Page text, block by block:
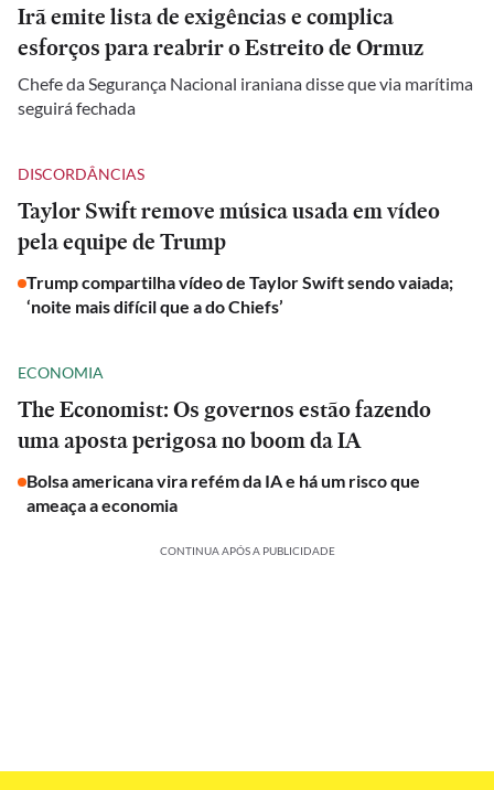
Irã emite lista de exigências e complica
esforços para reabrir o Estreito de Ormuz
Chefe da Segurança Nacional iraniana disse que via marítima
seguirá fechada
DISCORDÂNCIAS
Taylor Swift remove música usada em vídeo
pela equipe de Trump
Trump compartilha vídeo de Taylor Swift sendo vaiada;
‘noite mais difícil que a do Chiefs’
ECONOMIA
The Economist: Os governos estão fazendo
uma aposta perigosa no boom da IA
Bolsa americana vira refém da IA e há um risco que
ameaça a economia
CONTINUA APÓS A PUBLICIDADE